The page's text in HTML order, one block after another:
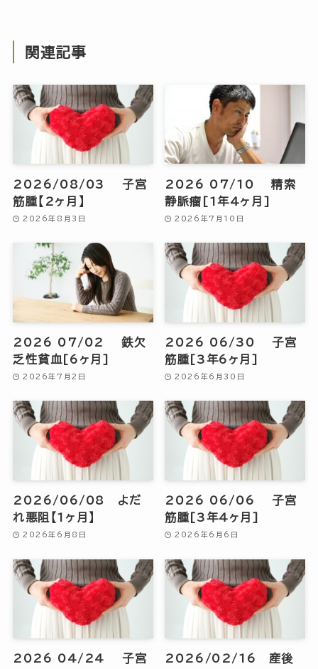
関連記事
2026/08/03 子宮
筋腫【2ヶ月】
2026年8月3日
2026 07/10 精索
静脈瘤[1年4ヶ月]
2026年7月10日
2026 07/02 鉄欠
乏性貧血[6ヶ月]
2026年7月2日
2026 06/30 子宮
筋腫[3年6ヶ月]
2026年6月30日
2026/06/08 よだ
れ悪阻【1ヶ月】
2026年6月8日
2026 06/06 子宮
筋腫[3年4ヶ月]
2026年6月6日
2026 04/24 子宮
2026/02/16 産後